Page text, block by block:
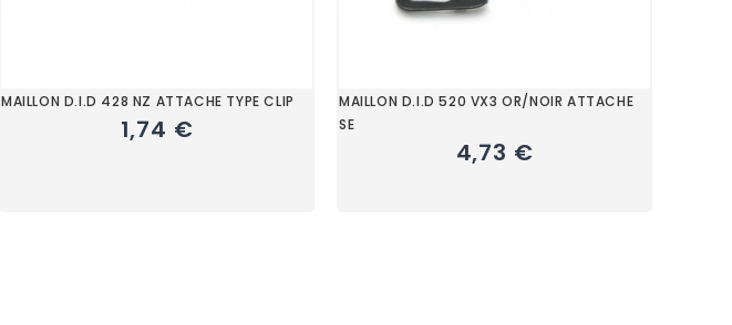
MAILLON D.I.D 428 NZ ATTACHE TYPE CLIP
1,74 €
MAILLON D.I.D 520 VX3 OR/NOIR ATTACHE
SE
4,73 €